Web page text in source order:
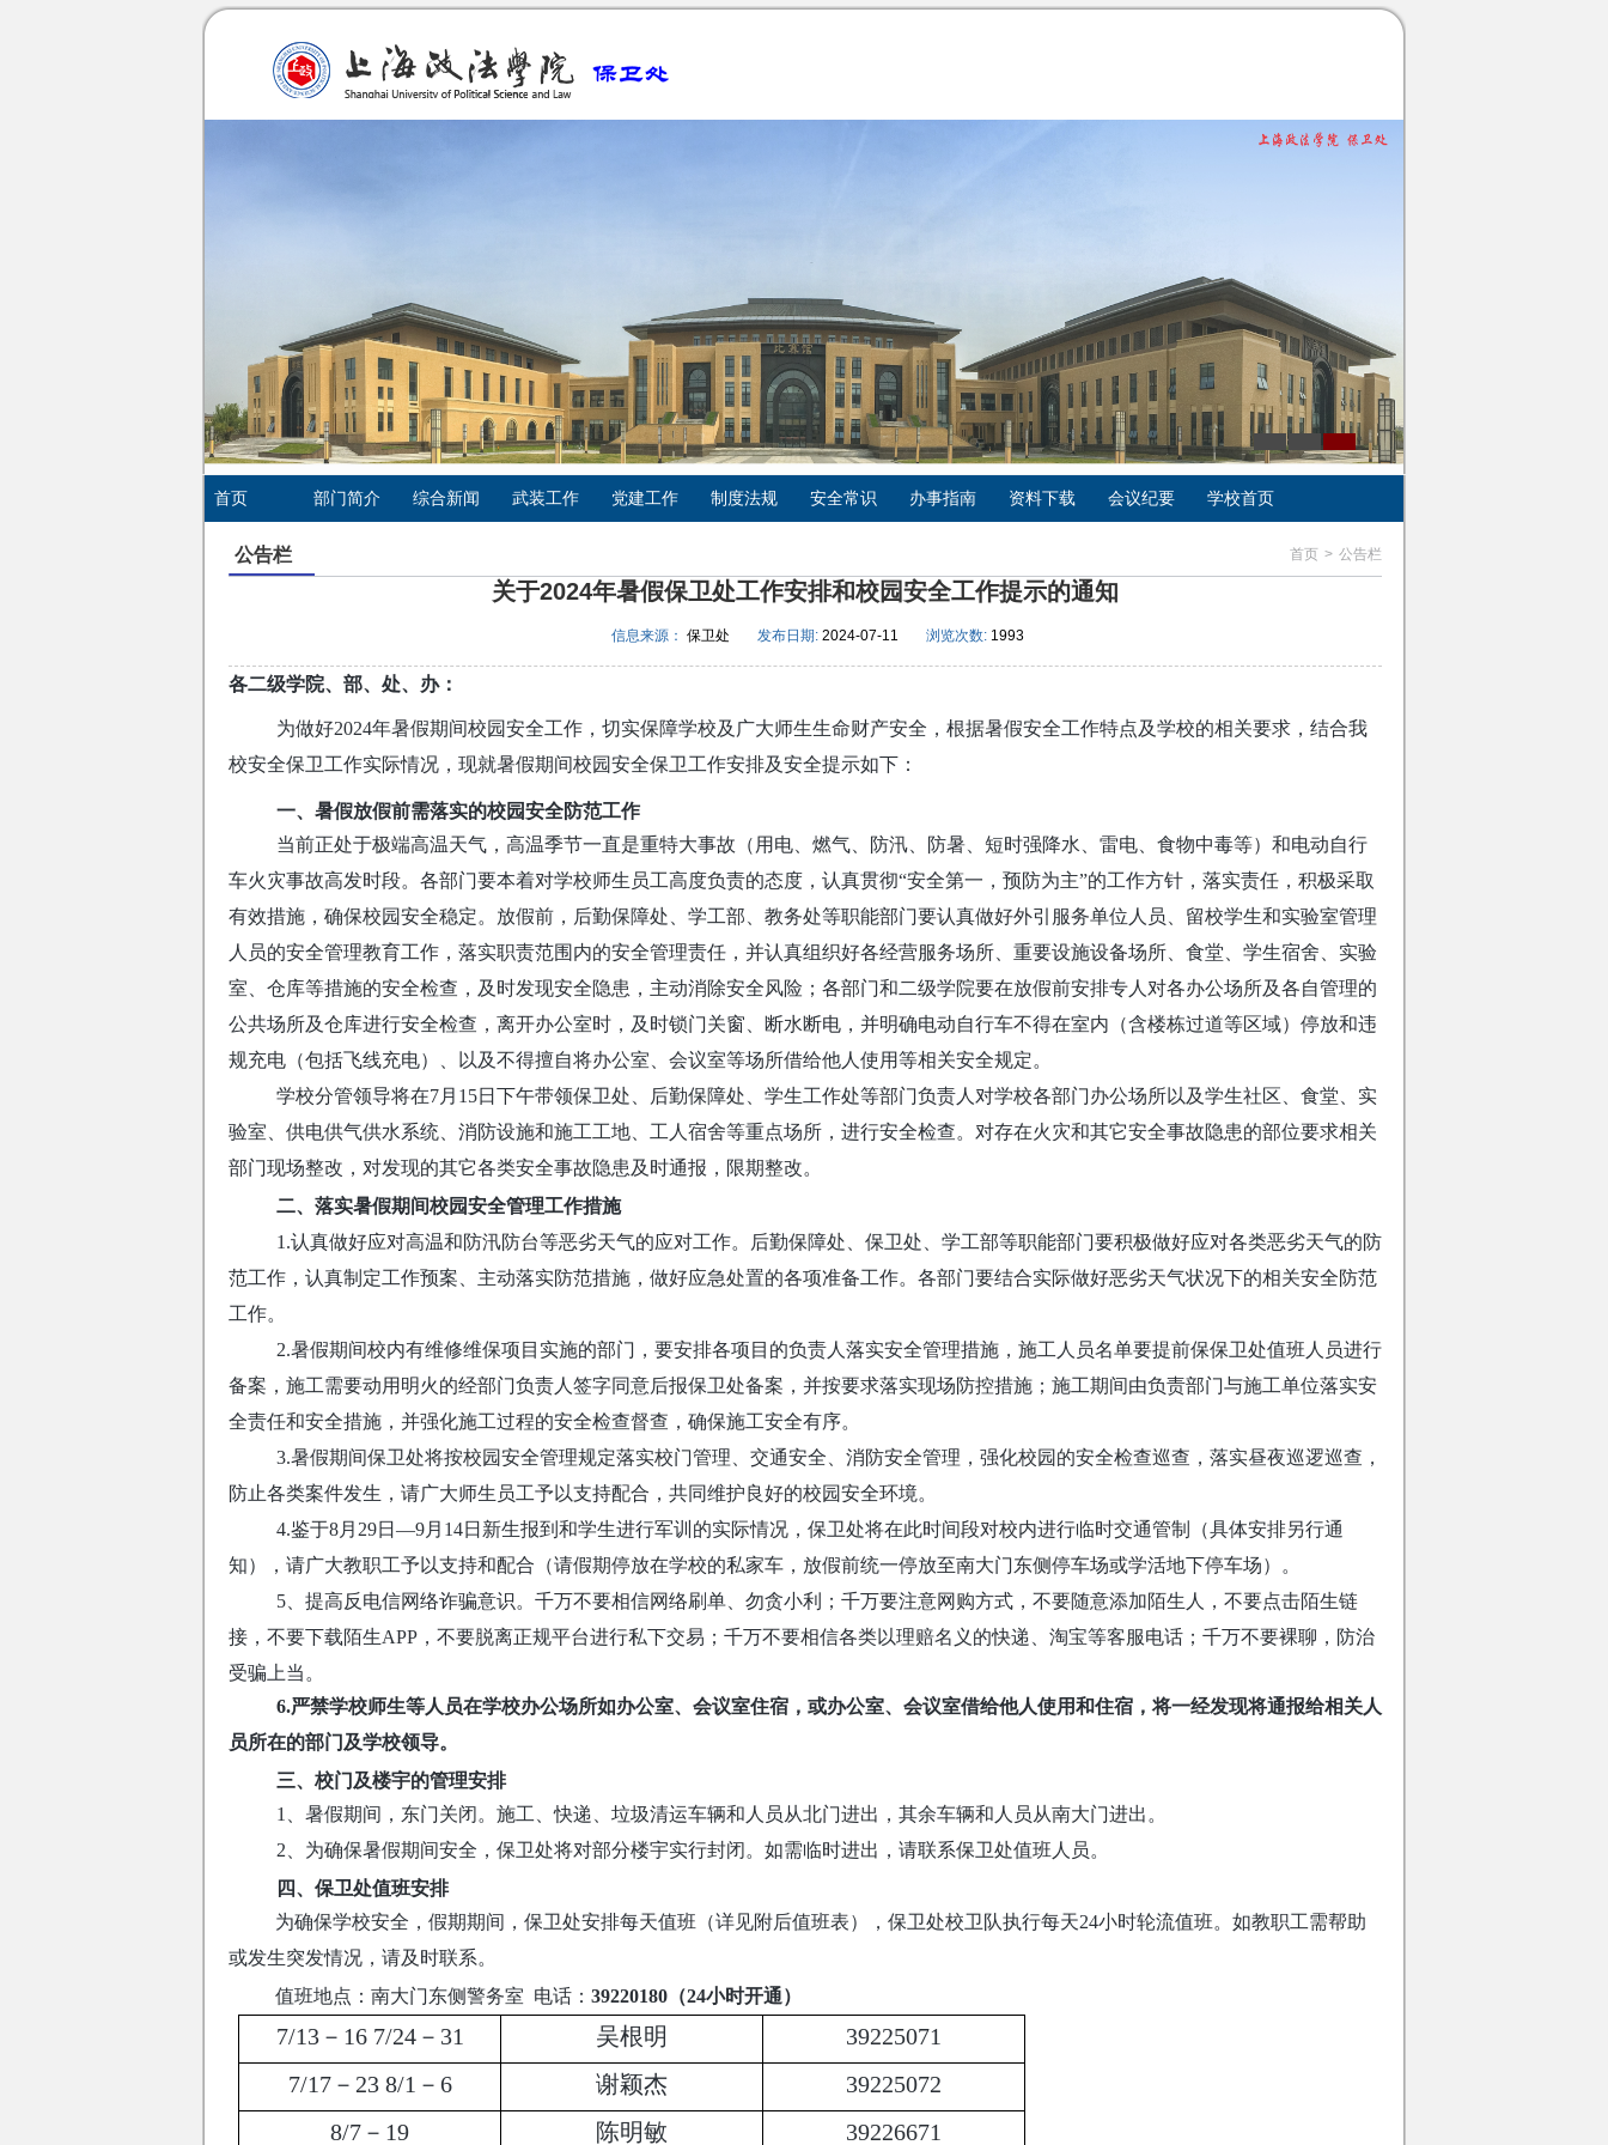
首页 部门简介 综合新闻 武装工作 党建工作 制度法规 安全常识 办事指南 资料下载 会议纪要 学校首页
公告栏 首页 > 公告栏
关于2024年暑假保卫处工作安排和校园安全工作提示的通知
信息来源： 保卫处 发布日期: 2024-07-11 浏览次数: 1993
各二级学院、部、处、办：
为做好2024年暑假期间校园安全工作，切实保障学校及广大师生生命财产安全，根据暑假安全工作特点及学校的相关要求，结合我
校安全保卫工作实际情况，现就暑假期间校园安全保卫工作安排及安全提示如下：
一、暑假放假前需落实的校园安全防范工作
当前正处于极端高温天气，高温季节一直是重特大事故（用电、燃气、防汛、防暑、短时强降水、雷电、食物中毒等）和电动自行
车火灾事故高发时段。各部门要本着对学校师生员工高度负责的态度，认真贯彻“安全第一，预防为主”的工作方针，落实责任，积极采取
有效措施，确保校园安全稳定。放假前，后勤保障处、学工部、教务处等职能部门要认真做好外引服务单位人员、留校学生和实验室管理
人员的安全管理教育工作，落实职责范围内的安全管理责任，并认真组织好各经营服务场所、重要设施设备场所、食堂、学生宿舍、实验
室、仓库等措施的安全检查，及时发现安全隐患，主动消除安全风险；各部门和二级学院要在放假前安排专人对各办公场所及各自管理的
公共场所及仓库进行安全检查，离开办公室时，及时锁门关窗、断水断电，并明确电动自行车不得在室内（含楼栋过道等区域）停放和违
规充电（包括飞线充电）、以及不得擅自将办公室、会议室等场所借给他人使用等相关安全规定。
学校分管领导将在7月15日下午带领保卫处、后勤保障处、学生工作处等部门负责人对学校各部门办公场所以及学生社区、食堂、实
验室、供电供气供水系统、消防设施和施工工地、工人宿舍等重点场所，进行安全检查。对存在火灾和其它安全事故隐患的部位要求相关
部门现场整改，对发现的其它各类安全事故隐患及时通报，限期整改。
二、落实暑假期间校园安全管理工作措施
1.认真做好应对高温和防汛防台等恶劣天气的应对工作。后勤保障处、保卫处、学工部等职能部门要积极做好应对各类恶劣天气的防
范工作，认真制定工作预案、主动落实防范措施，做好应急处置的各项准备工作。各部门要结合实际做好恶劣天气状况下的相关安全防范
工作。
2.暑假期间校内有维修维保项目实施的部门，要安排各项目的负责人落实安全管理措施，施工人员名单要提前保保卫处值班人员进行
备案，施工需要动用明火的经部门负责人签字同意后报保卫处备案，并按要求落实现场防控措施；施工期间由负责部门与施工单位落实安
全责任和安全措施，并强化施工过程的安全检查督查，确保施工安全有序。
3.暑假期间保卫处将按校园安全管理规定落实校门管理、交通安全、消防安全管理，强化校园的安全检查巡查，落实昼夜巡逻巡查，
防止各类案件发生，请广大师生员工予以支持配合，共同维护良好的校园安全环境。
4.鉴于8月29日—9月14日新生报到和学生进行军训的实际情况，保卫处将在此时间段对校内进行临时交通管制（具体安排另行通
知），请广大教职工予以支持和配合（请假期停放在学校的私家车，放假前统一停放至南大门东侧停车场或学活地下停车场）。
5、提高反电信网络诈骗意识。千万不要相信网络刷单、勿贪小利；千万要注意网购方式，不要随意添加陌生人，不要点击陌生链
接，不要下载陌生APP，不要脱离正规平台进行私下交易；千万不要相信各类以理赔名义的快递、淘宝等客服电话；千万不要裸聊，防治
受骗上当。
6.严禁学校师生等人员在学校办公场所如办公室、会议室住宿，或办公室、会议室借给他人使用和住宿，将一经发现将通报给相关人
员所在的部门及学校领导。
三、校门及楼宇的管理安排
1、暑假期间，东门关闭。施工、快递、垃圾清运车辆和人员从北门进出，其余车辆和人员从南大门进出。
2、为确保暑假期间安全，保卫处将对部分楼宇实行封闭。如需临时进出，请联系保卫处值班人员。
四、保卫处值班安排
为确保学校安全，假期期间，保卫处安排每天值班（详见附后值班表），保卫处校卫队执行每天24小时轮流值班。如教职工需帮助
或发生突发情况，请及时联系。
值班地点： 南大门东侧警务室 电话： 39220180（24小时开通）
7/13－16 7/24－31 吴根明
39225071
7/17－23 8/1－6
谢颖杰
39225072
8/7－19
陈明敏 39226671